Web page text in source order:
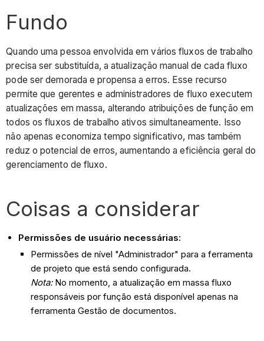
Fundo
Quando uma pessoa envolvida em vários fluxos de trabalho
precisa ser substituída, a atualização manual de cada fluxo
pode ser demorada e propensa a erros. Esse recurso
permite que gerentes e administradores de fluxo executem
atualizações em massa, alterando atribuições de função em
todos os fluxos de trabalho ativos simultaneamente. Isso
não apenas economiza tempo significativo, mas também
reduz o potencial de erros, aumentando a eficiência geral do
gerenciamento de fluxo.
Coisas a considerar
Permissões de usuário necessárias:
Permissões de nível "Administrador" para a ferramenta
de projeto que está sendo configurada.
Nota: No momento, a atualização em massa fluxo
responsáveis por função está disponível apenas na
ferramenta Gestão de documentos.